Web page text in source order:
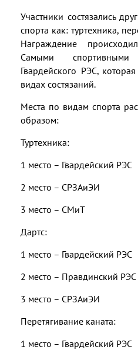
Участники состязались
спорта как: туртехника,
Награждение
Самыми спортивными
Гвардейского РЭС,
видах состязаний.
Места по видам спорта
образом:
Туртехника:
1 место – Гвардейский РЭС
2 место – СРЗАиЭИ
3 место – СМиТ
Дартс:
1 место – Гвардейский РЭС
2 место – Правдинский РЭС
3 место – СРЗАиЭИ
Перетягивание каната:
1 место – Гвардейский РЭС